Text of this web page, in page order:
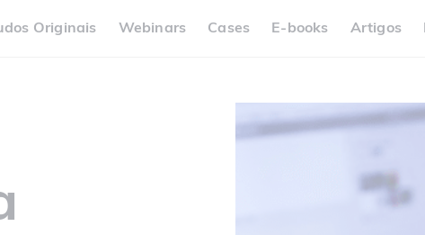
Originais Webinars Cases E-books Artigos